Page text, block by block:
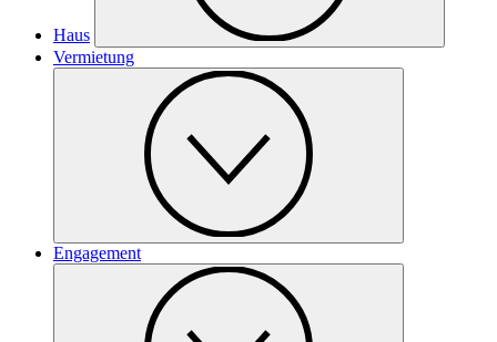
Haus
Vermietung
Engagement